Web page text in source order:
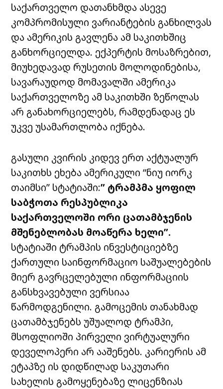
საქართველო დათანხმდა ასევე
კომპრომისული ვარიანტების განხილვას
და ამერიკის გავლენა ამ საკითხშიც
განხორციელდა. ექპერტის მოსაზრებით,
მიუხედავად რუსეთის მოლოდინებისა,
სავარაუდოდ მომავალში ამერიკა
საქართველოზე ამ საკითხში ზეწოლას
არ განახორციელებს, რამდენადაც ეს
უკვე უსამართლობა იქნება.
გასული კვირის კიდევ ერთ აქტუალურ
საკითხს ეხება ამერიკული “ნიუ იორკ
თაიმსი” სტატიაში:” ტრამპმა ყოფილ
საბჭოთა რესპუბლიკა
საქართველოში ორი ცათამბჯენის
მშენებლობას მოაწერა ხელი”.
სტატიაში ტრამპის ინვესტიციებზე
ქართული საინფორმაციო საშუალებების
მიერ გავრცელებული ინფორმაციის
განსხვავებული ვერსიაა
წარმოდგენილი. გამოცემის თანახმად
ცათამბჯენებს უშუალოდ ტრამპი,
მსოფლიოში პირველი ვირტუალური
დეველოპერი არ ააშენებს. კარიერის ამ
ეტაპზე ის დიდწილად საკუთარი
სახელის გამოყენებაზე ლიცენზიას